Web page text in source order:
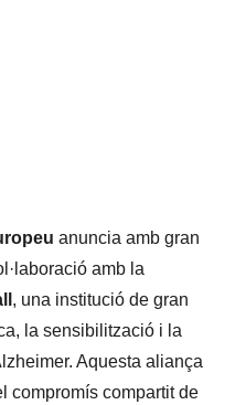
anuncia amb gran
amb la
, una institució de gran
la sensibilització i la
Aquesta aliança
compromís compartit de